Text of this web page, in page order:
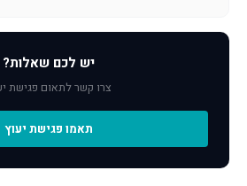
יש לכם שאלות?
צרו קשר לתאום פגישת
תאמו פגישת יעוץ